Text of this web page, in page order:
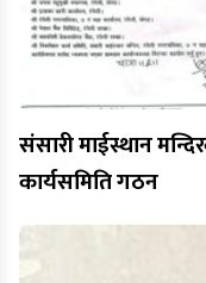
संसारी माईस्थान
कार्यसमिति गठन